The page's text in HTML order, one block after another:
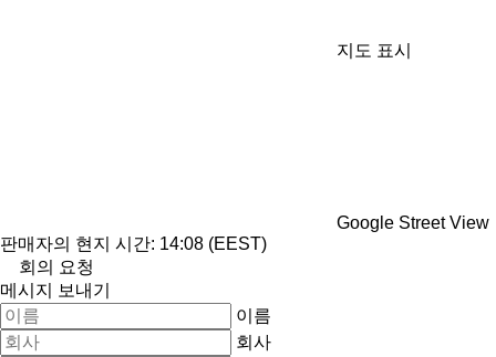
지도 표시
Google Street View
판매자의 현지 시간: 14:08 (EEST)
회의 요청
메시지 보내기
이름
회사